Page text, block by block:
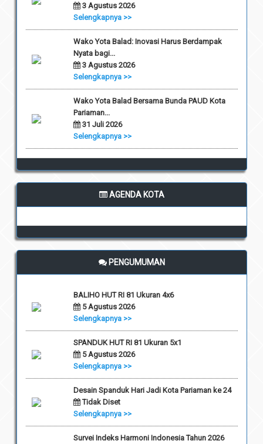
3 Agustus 2026
Selengkapnya >>
Wako Yota Balad: Inovasi Harus Berdampak
Nyata bagi...
3 Agustus 2026
Selengkapnya >>
Wako Yota Balad Bersama Bunda PAUD Kota
Pariaman...
31 Juli 2026
Selengkapnya >>
AGENDA KOTA
PENGUMUMAN
BALIHO HUT RI 81 Ukuran 4x6
5 Agustus 2026
Selengkapnya >>
SPANDUK HUT RI 81 Ukuran 5x1
5 Agustus 2026
Selengkapnya >>
Desain Spanduk Hari Jadi Kota Pariaman ke 24
Tidak Diset
Selengkapnya >>
Survei Indeks Harmoni Indonesia Tahun 2026